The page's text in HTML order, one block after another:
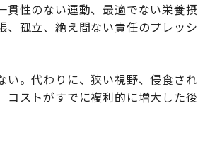
性のない運動、最適でない栄養摂
孤立、絶え間ない責任のプレッシ
い。代わりに、狭い視野、侵食され
コストがすでに複利的に増大した後